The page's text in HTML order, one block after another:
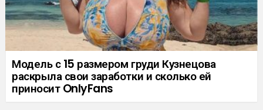
Модель с 15 размером груди Кузнецова
раскрыла свои заработки и сколько ей
приносит OnlyFans